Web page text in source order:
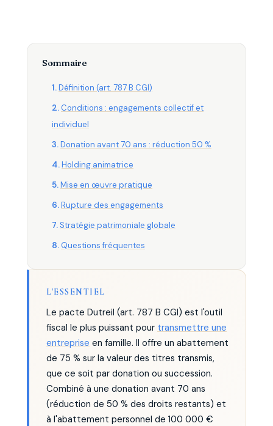
L'ESSENTIEL
Le pacte Dutreil (art. 787 B CGI) est l'outil
fiscal le plus puissant pour transmettre une
entreprise en famille. Il offre un abattement
de 75 % sur la valeur des titres transmis,
que ce soit par donation ou succession.
Combiné à une donation avant 70 ans
(réduction de 50 % des droits restants) et
à l'abattement personnel de 100 000 €
Sommaire
Définition (art. 787 B CGI)
Conditions : engagements collectif et
individuel
Donation avant 70 ans : réduction 50 %
Holding animatrice
Mise en œuvre pratique
Rupture des engagements
Stratégie patrimoniale globale
Questions fréquentes